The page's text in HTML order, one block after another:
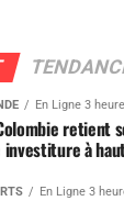
En Ligne 3
retient
investiture à
En Ligne 3